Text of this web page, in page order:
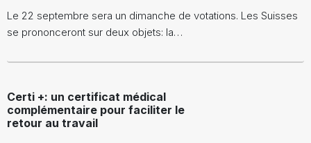
Le 22 septembre sera un dimanche de votations. Les Suisses
se prononceront sur deux objets: la…
Certi +: un certificat médical
complémentaire pour faciliter le
retour au travail